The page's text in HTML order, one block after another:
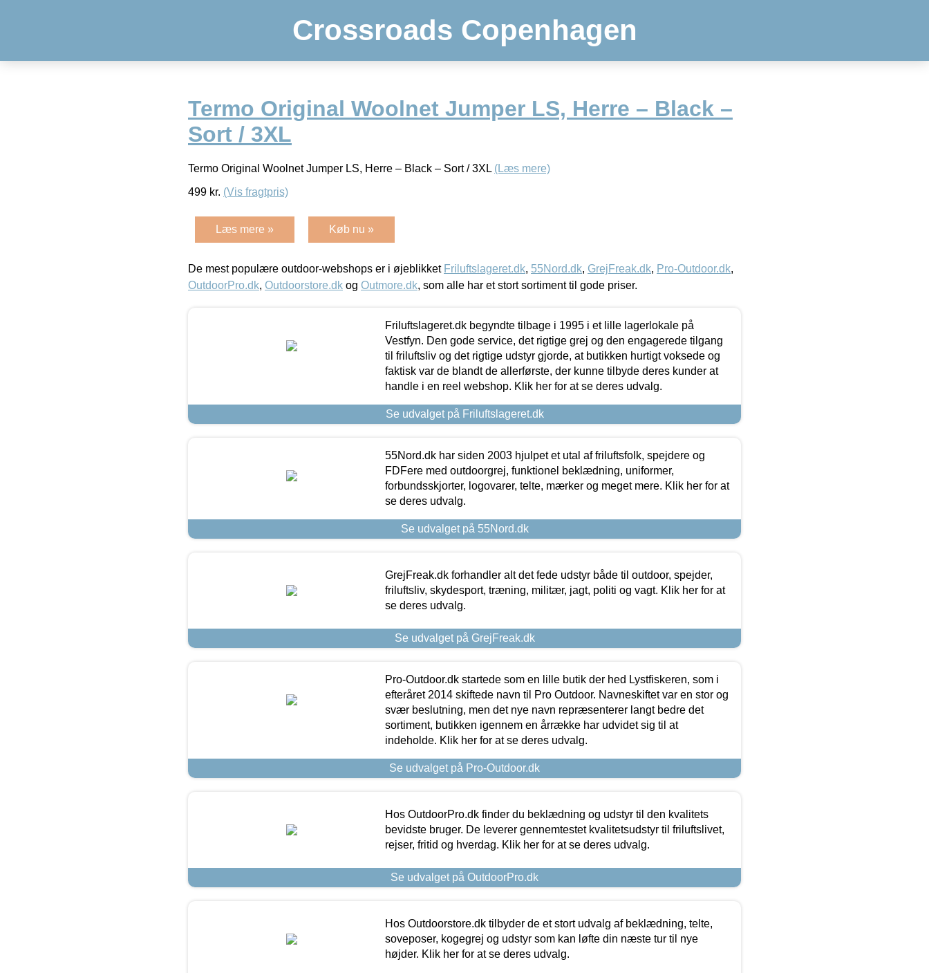
Crossroads Copenhagen
Termo Original Woolnet Jumper LS, Herre – Black –
Sort / 3XL
Termo Original Woolnet Jumper LS, Herre – Black – Sort / 3XL (Læs mere)
499 kr. (Vis fragtpris)
Læs mere » Køb nu »
De mest populære outdoor-webshops er i øjeblikket Friluftslageret.dk, 55Nord.dk, GrejFreak.dk, Pro-Outdoor.dk,
OutdoorPro.dk, Outdoorstore.dk og Outmore.dk, som alle har et stort sortiment til gode priser.
Friluftslageret.dk begyndte tilbage i 1995 i et lille lagerlokale på
Vestfyn. Den gode service, det rigtige grej og den engagerede tilgang
til friluftsliv og det rigtige udstyr gjorde, at butikken hurtigt voksede og
faktisk var de blandt de allerførste, der kunne tilbyde deres kunder at
handle i en reel webshop. Klik her for at se deres udvalg.
Se udvalget på Friluftslageret.dk
55Nord.dk har siden 2003 hjulpet et utal af friluftsfolk, spejdere og
FDFere med outdoorgrej, funktionel beklædning, uniformer,
forbundsskjorter, logovarer, telte, mærker og meget mere. Klik her for at
se deres udvalg.
Se udvalget på 55Nord.dk
GrejFreak.dk forhandler alt det fede udstyr både til outdoor, spejder,
friluftsliv, skydesport, træning, militær, jagt, politi og vagt. Klik her for at
se deres udvalg.
Se udvalget på GrejFreak.dk
Pro-Outdoor.dk startede som en lille butik der hed Lystfiskeren, som i
efteråret 2014 skiftede navn til Pro Outdoor. Navneskiftet var en stor og
svær beslutning, men det nye navn repræsenterer langt bedre det
sortiment, butikken igennem en årrække har udvidet sig til at
indeholde. Klik her for at se deres udvalg.
Se udvalget på Pro-Outdoor.dk
Hos OutdoorPro.dk finder du beklædning og udstyr til den kvalitets
bevidste bruger. De leverer gennemtestet kvalitetsudstyr til friluftslivet,
rejser, fritid og hverdag. Klik her for at se deres udvalg.
Se udvalget på OutdoorPro.dk
Hos Outdoorstore.dk tilbyder de et stort udvalg af beklædning, telte,
soveposer, kogegrej og udstyr som kan løfte din næste tur til nye
højder. Klik her for at se deres udvalg.